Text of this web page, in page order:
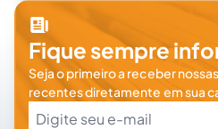
Fique sempre
Seja o primeiro a receber
recentes diretamente em sua